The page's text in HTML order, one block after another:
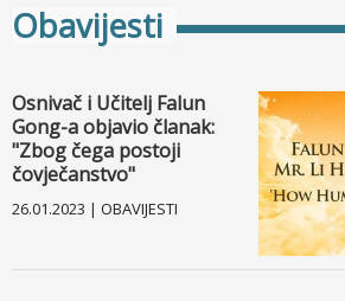
Zašto progon?
Objave za medije
Osobna iskustva
Najnovije vijesti
Slike
Obavijesti
Osnivač i Učitelj Falun
Gong-a objavio članak:
"Zbog čega postoji
čovječanstvo"
26.01.2023 | OBAVIJESTI